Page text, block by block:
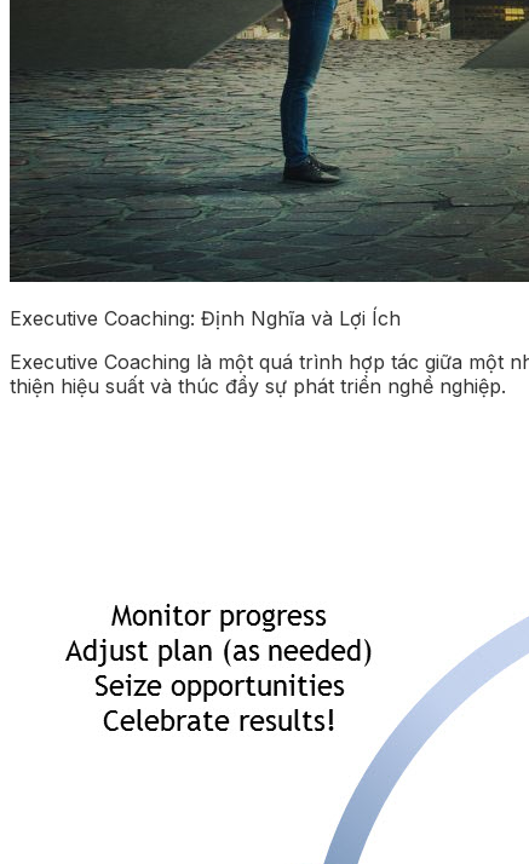
Executive Coaching: Định Nghĩa và Lợi Ích
Executive Coaching là một quá trình hợp tác giữa một
thiện hiệu suất và thúc đẩy sự phát triển nghề nghiệp.